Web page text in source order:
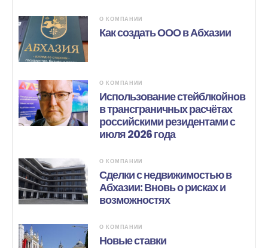
О КОМПАНИИ
Как создать ООО в Абхазии
О КОМПАНИИ
Использование стейблкойнов
в трансграничных расчётах
российскими резидентами с
июля 2026 года
О КОМПАНИИ
Сделки с недвижимостью в
Абхазии: Вновь о рисках и
возможностях
О КОМПАНИИ
Новые ставки